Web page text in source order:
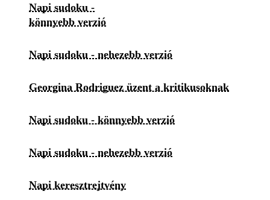
Napi sudoku -
könnyebb verzió
Napi sudoku - nehezebb verzió
Georgina Rodriguez üzent a kritikusoknak
Napi sudoku - könnyebb verzió
Napi sudoku - nehezebb verzió
Napi keresztrejtvény